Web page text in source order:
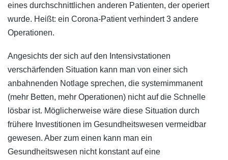
eines durchschnittlichen anderen Patienten, der operiert
wurde. Heißt: ein Corona-Patient verhindert 3 andere
Operationen.
Angesichts der sich auf den Intensivstationen
verschärfenden Situation kann man von einer sich
anbahnenden Notlage sprechen, die systemimmanent
(mehr Betten, mehr Operationen) nicht auf die Schnelle
lösbar ist. Möglicherweise wäre diese Situation durch
frühere Investitionen im Gesundheitswesen vermeidbar
gewesen. Aber zum einen kann man ein
Gesundheitswesen nicht konstant auf eine